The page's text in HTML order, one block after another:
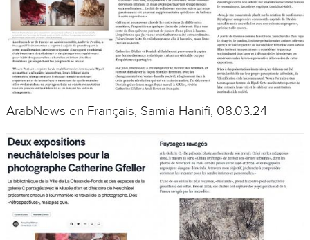
ArabNews en Français, Samia Hanifi, 08.03.24